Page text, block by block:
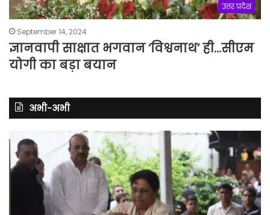
उत्तर प्रदेश
September 14, 2024
ज्ञानवापी साक्षात भगवान ‘विश्वनाथ’ ही…सीएम
योगी का बड़ा बयान
अभी-अभी